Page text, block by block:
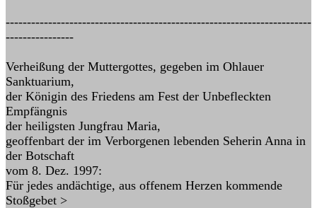
------------------------------------------------------------------------
----------------
Verheißung der Muttergottes, gegeben im Ohlauer
Sanktuarium,
der Königin des Friedens am Fest der Unbefleckten
Empfängnis
der heiligsten Jungfrau Maria,
geoffenbart der im Verborgenen lebenden Seherin Anna in
der Botschaft
vom 8. Dez. 1997:
Für jedes andächtige, aus offenem Herzen kommende
Stoßgebet >